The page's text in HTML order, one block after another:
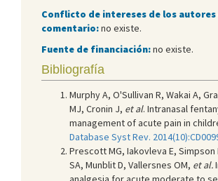
Conflicto de intereses de los autores
comentario:no existe.
Fuente de financiación:no existe.
Bibliografía
Murphy A, O'Sullivan R, Wakai A,
MJ, Cronin J, et al. Intranasal
management of acute pain in
Database Syst Rev.
Prescott MG, Iakovleva E, Simpson
SA, Munblit D, Vallersnes OM, et al.